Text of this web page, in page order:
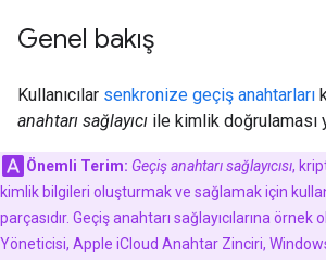
Genel bakış
Kullanıcılar senkronize geçiş anahtarları
anahtarı sağlayıcı ile kimlik doğrulaması
Önemli Terim: Geçiş anahtarı sağlayıcısı,
kimlik bilgileri oluşturmak ve sağlamak için
parçasıdır. Geçiş anahtarı sağlayıcılarına örnek
Yöneticisi, Apple iCloud Anahtar Zinciri,